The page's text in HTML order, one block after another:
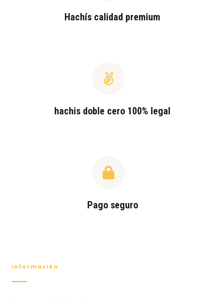
Hachís calidad premium
hachis doble cero 100% legal
Pago seguro
Información